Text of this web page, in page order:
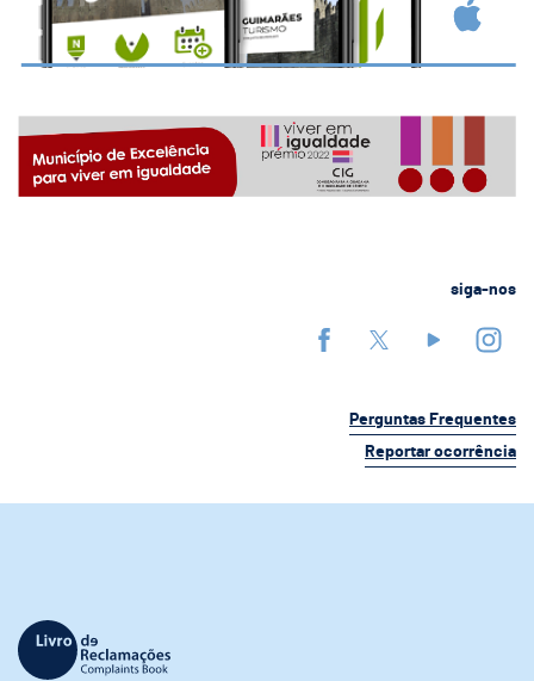
siga-nos
Perguntas Frequentes
Reportar ocorrência